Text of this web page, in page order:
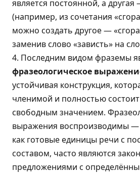
является постоянной, а
(например, из сочетания
можно создать другое —
заменив слово «зависть» на
4. Последним видом фраземы
фразеологическое
устойчивая конструкция,
членимой и полностью состоит
свободным значением.
выражения воспроизводимы —
как готовые единицы речи с
составом, часто являются
предложениями с